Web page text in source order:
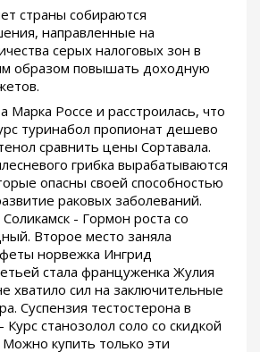
страны собираются
направленные на
серых налоговых зон в
образом повышать доходную
Марка Россе и расстроилась, что
туринабол пропионат дешево
сравнить цены Сортавала.
грибка вырабатываются
опасны своей способностью
раковых заболеваний.
- Гормон роста со
Второе место заняла
норвежка Ингрид
стала француженка Жулия
хватило сил на заключительные
Суспензия тестостерона в
Курс станозолол соло со скидкой
купить только эти